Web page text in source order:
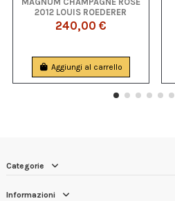
2012 LOUIS ROEDERER
240,00 €
Aggiungi al carrello
Categorie
Informazioni